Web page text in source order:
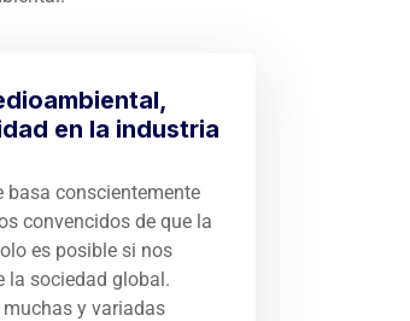
en la industria
basa conscientemente
convencidos de que la
es posible si nos
la sociedad global.
y variadas